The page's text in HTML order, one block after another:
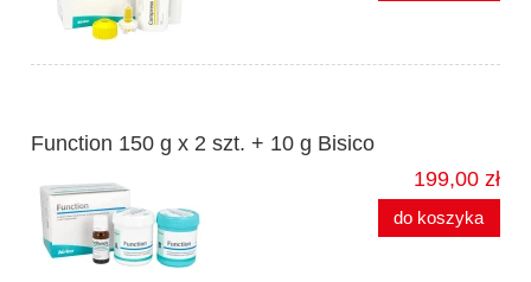
Function 150 g x 2 szt. + 10 g Bisico
199,00 zł
do koszyka